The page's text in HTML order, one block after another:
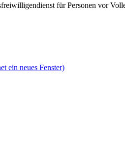
für Personen vor
ein neues Fenster)